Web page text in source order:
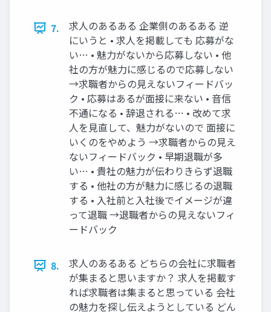
7.
求⼈のあるある 企業側のあるある 逆
にいうと • 求⼈を掲載しても 応募がな
い… • 魅⼒がないから応募しない • 他
社の⽅が魅⼒に感じるので応募しない
→求職者からの⾒えないフィードバッ
ク • 応募はあるが⾯接に来ない • ⾳信
不通になる • 辞退される… • 改めて求
⼈を⾒直して、魅⼒がないので ⾯接に
いくのをやめよう →求職者からの⾒え
ないフィードバック • 早期退職が多
い… • 貴社の魅⼒が伝わりきらず退職
する • 他社の⽅が魅⼒に感じるの退職
する • ⼊社前と⼊社後でイメージが違
って退職 →退職者からの⾒えないフィ
ードバック
8.
求⼈のあるある どちらの会社に求職者
が集まると思いますか？ 求⼈を掲載す
れば求職者は集まると思っている 会社
の魅⼒を探し伝えようとしている どん